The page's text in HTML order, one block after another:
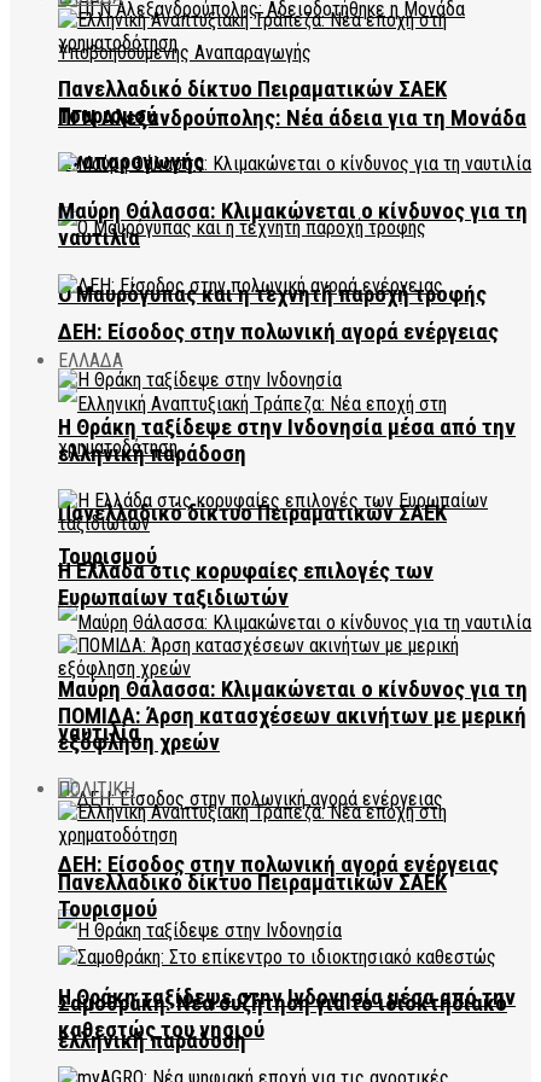
ΠΓΝ Αλεξανδρούπολης: Νέα άδεια για τη Μονάδα
Αναπαραγωγής
Ο Μαυρόγυπας και η τεχνητή παροχή τροφής
ΕΛΛΑΔΑ
Πανελλαδικό δίκτυο Πειραματικών ΣΑΕΚ
Τουρισμού
Μαύρη Θάλασσα: Κλιμακώνεται ο κίνδυνος για τη
ναυτιλία
ΔΕΗ: Είσοδος στην πολωνική αγορά ενέργειας
Η Θράκη ταξίδεψε στην Ινδονησία μέσα από την
ελληνική παράδοση
Πανελλαδικό δίκτυο Πειραματικών ΣΑΕΚ
Τουρισμού
Μαύρη Θάλασσα: Κλιμακώνεται ο κίνδυνος για τη
ναυτιλία
ΔΕΗ: Είσοδος στην πολωνική αγορά ενέργειας
Η Θράκη ταξίδεψε στην Ινδονησία μέσα από την
ελληνική παράδοση
Η Ελλάδα στις κορυφαίες επιλογές των
Ευρωπαίων ταξιδιωτών
ΠΟΜΙΔΑ: Άρση κατασχέσεων ακινήτων με μερική
εξόφληση χρεών
ΠΟΛΙΤΙΚΗ
Πανελλαδικό δίκτυο Πειραματικών ΣΑΕΚ
Τουρισμού
Σαμοθράκη: Νέα συζήτηση για το ιδιοκτησιακό
καθεστώς του νησιού